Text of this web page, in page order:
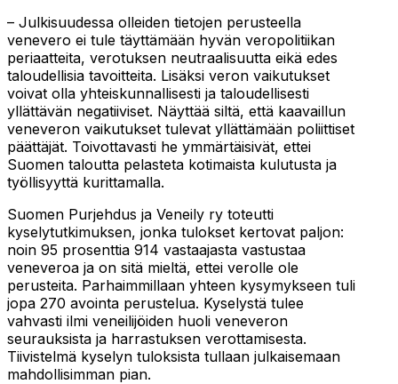
– Julkisuudessa olleiden tietojen perusteella
venevero ei tule täyttämään hyvän veropolitiikan
periaatteita, verotuksen neutraalisuutta eikä edes
taloudellisia tavoitteita. Lisäksi veron vaikutukset
voivat olla yhteiskunnallisesti ja taloudellisesti
yllättävän negatiiviset. Näyttää siltä, että kaavaillun
veneveron vaikutukset tulevat yllättämään poliittiset
päättäjät. Toivottavasti he ymmärtäisivät, ettei
Suomen taloutta pelasteta kotimaista kulutusta ja
työllisyyttä kurittamalla.
Suomen Purjehdus ja Veneily ry toteutti
kyselytutkimuksen, jonka tulokset kertovat paljon:
noin 95 prosenttia 914 vastaajasta vastustaa
veneveroa ja on sitä mieltä, ettei verolle ole
perusteita. Parhaimmillaan yhteen kysymykseen tuli
jopa 270 avointa perustelua. Kyselystä tulee
vahvasti ilmi veneilijöiden huoli veneveron
seurauksista ja harrastuksen verottamisesta.
Tiivistelmä kyselyn tuloksista tullaan julkaisemaan
mahdollisimman pian.